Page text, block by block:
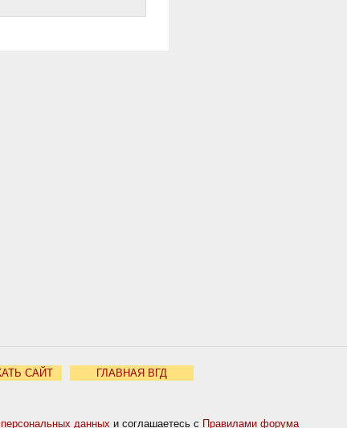
САЙТ
ГЛАВНАЯ ВГД
данных и соглашаетесь с Правилами форума